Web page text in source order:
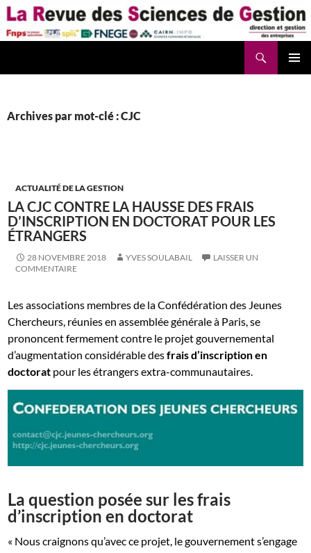
Aller
au
contenu
Archives par mot-clé : CJC
ACTUALITÉ DE LA GESTION
LA CJC CONTRE LA HAUSSE DES FRAIS
D’INSCRIPTION EN DOCTORAT POUR LES
ÉTRANGERS
28 NOVEMBRE 2018 YVES SOULABAIL
LAISSER UN
COMMENTAIRE
Les associations membres de la Confédération des Jeunes
Chercheurs, réunies en assemblée générale à Paris, se
prononcent fermement contre le projet gouvernemental
d’augmentation considérable desfrais d’inscription en
doctorat pour les étrangers extra-communautaires.
La question posée sur les frais
d’inscription en doctorat
« Nous craignons qu’avec ce projet, le gouvernement s’engage